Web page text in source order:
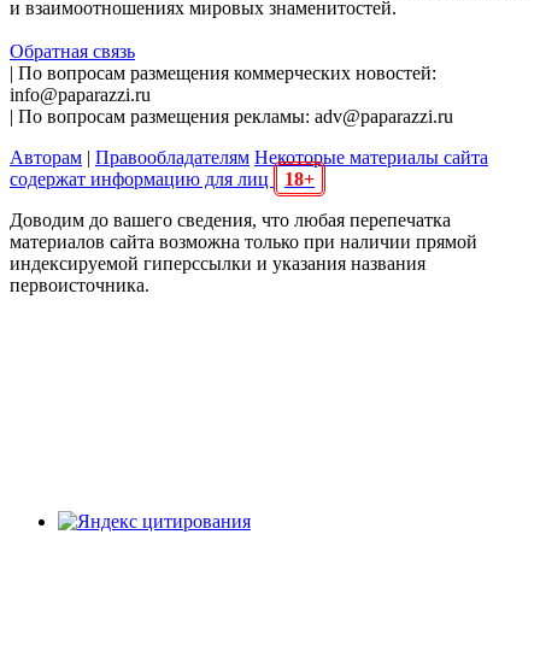
и взаимоотношениях мировых знаменитостей.
Обратная связь
| По вопросам размещения коммерческих новостей:
info@paparazzi.ru
| По вопросам размещения рекламы: adv@paparazzi.ru
Авторам | Правообладателям Некоторые материалы сайта
содержат информацию для лиц
18+
Доводим до вашего сведения, что любая перепечатка
материалов сайта возможна только при наличии прямой
индексируемой гиперссылки и указания названия
первоисточника.